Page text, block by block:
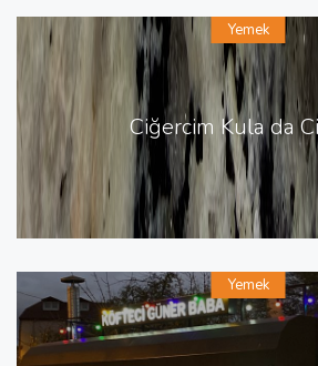
Ciğercim Kula da
Yemek
Yemek